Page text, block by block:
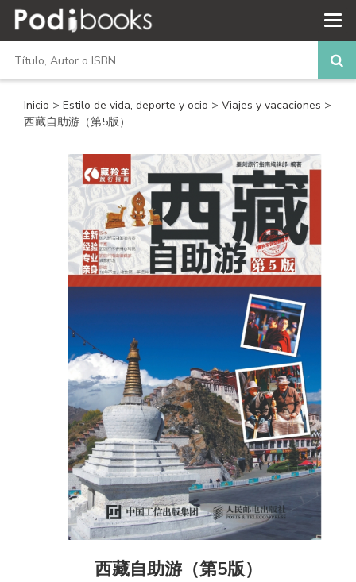
Inicio > Estilo de vida, deporte y ocio > Viajes y vacaciones >
西藏自助游（第5版）
西藏自助游（第5版）